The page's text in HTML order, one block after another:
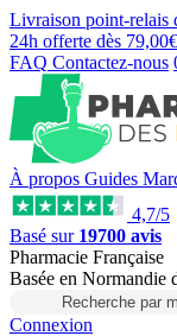
Livraison point-relais
24h offerte dès 79,00€
FAQ Contactez-nous
À propos Guides
4,7/5
Basé sur 19700 avis
Pharmacie Française
Basée en Normandie
Recherche par
Connexion